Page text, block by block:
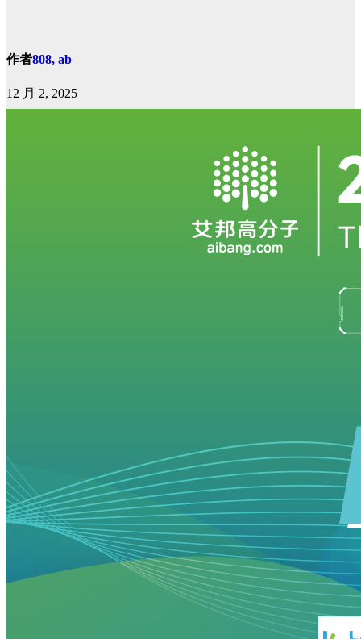
作者808, ab
12 月 2, 2025